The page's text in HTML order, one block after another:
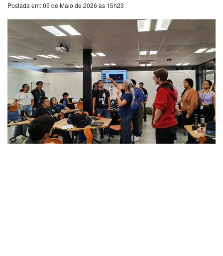
Postada em:05 de Maio de 2026 às 15h23